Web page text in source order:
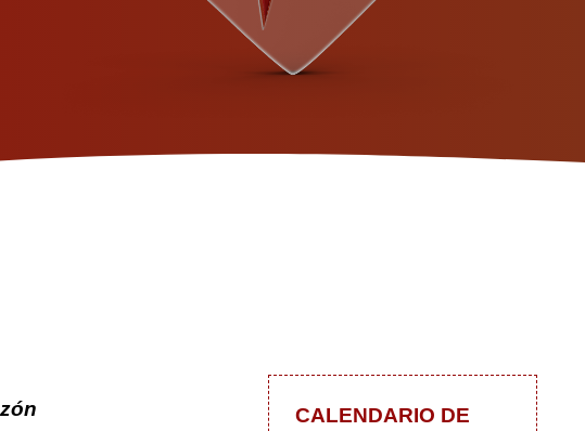
CALENDARIO DE